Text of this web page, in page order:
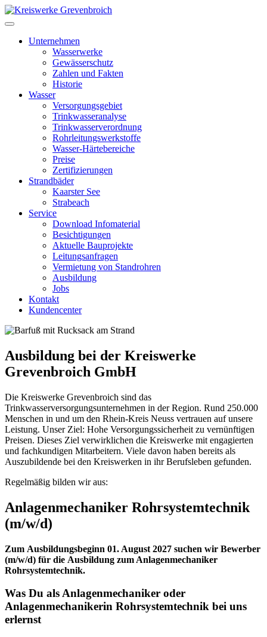
Unternehmen
Wasserwerke
Gewässerschutz
Zahlen und Fakten
Historie
Wasser
Versorgungsgebiet
Trinkwasseranalyse
Trinkwasserverordnung
Rohrleitungswerkstoffe
Wasser-Härtebereiche
Preise
Zertifizierungen
Strandbäder
Kaarster See
Strabeach
Service
Download Infomaterial
Besichtigungen
Aktuelle Bauprojekte
Leitungsanfragen
Vermietung von Standrohren
Ausbildung
Jobs
Kontakt
Kundencenter
Ausbildung bei der Kreiswerke
Grevenbroich GmbH
Die Kreiswerke Grevenbroich sind das
Trinkwasserversorgungsunternehmen in der Region. Rund 250.000
Menschen in und um den Rhein-Kreis Neuss vertrauen auf unsere
Leistung. Unser Ziel: Hohe Versorgungssicherheit zu vernünftigen
Preisen. Dieses Ziel verwirklichen die Kreiswerke mit engagierten
und fachkundigen Mitarbeitern. Viele davon haben bereits als
Auszubildende bei den Kreiswerken in ihr Berufsleben gefunden.
Regelmäßig bilden wir aus:
Anlagenmechaniker Rohrsystemtechnik
(m/w/d)
Zum Ausbildungsbeginn 01. August 2027 suchen wir Bewerber
(m/w/d) für die Ausbildung zum Anlagenmechaniker
Rohrsystemtechnik.
Was Du als Anlagenmechaniker oder
Anlagenmechanikerin Rohrsystemtechnik bei uns
erlernst